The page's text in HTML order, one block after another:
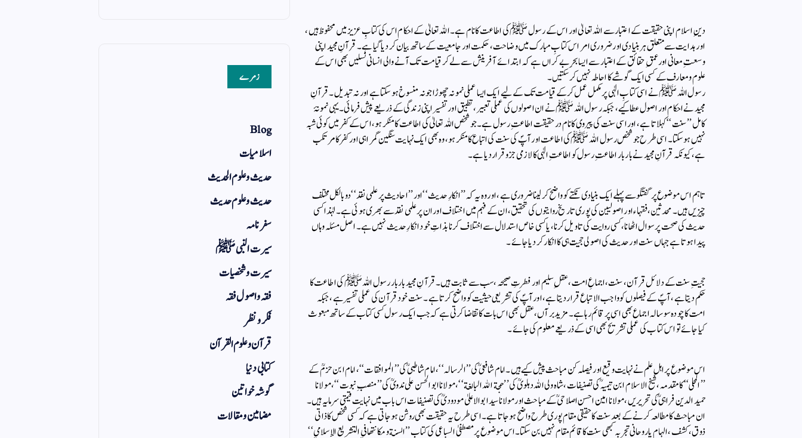
دینِ اسلام اپنی حقیقت کے اعتبار سے اللہ تعالیٰ اور اس کے رسول ﷺ کی اطاعت کا نام ہے۔ اللہ تعالیٰ کے احکام اس کی کتابِ عزیز میں محفوظ ہیں،
اور ہدایت سے متعلق ہر بنیادی اور ضروری امر اس کتابِ مبارک میں وضاحت، حکمت اور جامعیت کے ساتھ بیان کر دیا گیا ہے۔ قرآنِ مجید اپنی
وسعتِ معانی اور عمقِ حقائق کے اعتبار سے ایسا بحرِ بے کراں ہے کہ ابتدائے آفرینش سے لے کر قیامت تک آنے والی انسانی نسلیں بھی اس کے
علوم و معارف کے کسی ایک گوشے کا احاطہ نہیں کر سکتیں۔
رسول اللہ ﷺ نے اسی کتابِ الٰہی پر مکمل عمل کرکے قیامت تک کے لیے ایک ایسا عملی نمونہ چھوڑا جو نہ منسوخ ہو سکتا ہے اور نہ تبدیل۔ قرآنِ
مجید نے احکام اور اصول عطا کیے، جبکہ رسول اللہ ﷺ نے ان اصولوں کی عملی تعبیر، تطبیق اور تفسیر اپنی زندگی کے ذریعے پیش فرمائی۔ یہی نمونۂ
کامل ’’سنت‘‘ کہلاتا ہے، اور اسی سنت کی پیروی کا نام درحقیقت اطاعتِ رسول ہے۔ جو شخص اللہ تعالیٰ کی اطاعت کا منکر ہو، اس کے کفر میں کوئی شبہ
نہیں ہو سکتا۔ اسی طرح جو شخص رسول اللہ ﷺ کی اطاعت اور آپؐ کی سنت کی اتباع کا منکر ہو، وہ بھی ایک نہایت سنگین گمراہی اور کفر کا مرتکب
ہے، کیونکہ قرآنِ مجید نے بار بار اطاعتِ رسول کو اطاعتِ الٰہی کا لازمی جزو قرار دیا ہے۔
تاہم اس موضوع پر گفتگو سے پہلے ایک بنیادی نکتے کو واضح کر لینا ضروری ہے، اور وہ یہ کہ ’’انکارِ حدیث‘‘ اور ’’احادیث پر علمی نقد‘‘ دو بالکل مختلف
چیزیں ہیں۔ محدثین، فقہاء اور اصولیین کی پوری تاریخ روایتوں کی تحقیق، ان کے فہم میں اختلاف اور ان پر علمی نقد سے بھری ہوئی ہے۔ لہٰذا کسی
حدیث کی صحت پر سوال اٹھانا، کسی روایت کی تاویل کرنا، یا کسی خاص استدلال سے اختلاف کرنا بذاتِ خود انکارِ حدیث نہیں ہے۔ اصل مسئلہ وہاں
پیدا ہوتا ہے جہاں سنت اور حدیث کی اصولی حجیت ہی کا انکار کر دیا جائے۔
حجیتِ سنت کے دلائل قرآن، سنت، اجماعِ امت، عقلِ سلیم اور فطرتِ صحیحہ، سب سے ثابت ہیں۔ قرآنِ مجید بار بار رسول اللہ ﷺ کی اطاعت کا
حکم دیتا ہے، آپؐ کے فیصلوں کو واجب الاتباع قرار دیتا ہے، اور آپؐ کی تشریعی حیثیت کو واضح کرتا ہے۔ سنت خود قرآن کی عملی تفسیر ہے، جبکہ
امت کا چودہ سو سالہ اجماع بھی اسی پر قائم رہا ہے۔ مزید برآں، عقل بھی اس بات کا تقاضا کرتی ہے کہ جب ایک رسول کسی کتاب کے ساتھ مبعوث
کیا جائے تو اس کتاب کی عملی تشریح بھی اسی کے ذریعے معلوم کی جائے۔
اس موضوع پر اہلِ علم نے نہایت وقیع اور فیصلہ کن مباحث پیش کیے ہیں۔ امام شافعیؒ کی ’’الرسالہ‘‘، امام شاطبیؒ کی ’’الموافقات‘‘، امام ابن حزمؒ کے
’’المحلی‘‘ کا مقدمہ، شیخ الاسلام ابن تیمیہؒ کی تصنیفات، شاہ ولی اللہ دہلویؒ کی ’’حجة الله البالغة‘‘، مولانا ابو الحسن علی ندویؒ کی ’’منصبِ نبوت‘‘، مولانا
حمید الدین فراہیؒ کی تحریریں، مولانا امین احسن اصلاحیؒ کے مباحث اور مولانا سید ابوالاعلیٰ مودودیؒ کی تصنیفات اس باب میں نہایت قیمتی سرمایہ ہیں۔
ان مباحث کا مطالعہ کرنے کے بعد سنت کا حقیقی مقام پوری طرح واضح ہو جاتا ہے۔ اسی طرح یہ حقیقت بھی روشن ہو جاتی ہے کہ کسی شخص کا ذاتی
ذوق، کشف، الہام یا روحانی تجربہ کبھی سنت کا قائم مقام نہیں بن سکتا۔ اس موضوع پر مصطفیٰ السباعی کی کتاب ’’السنة ومكانتها في التشريع الإسلامي‘‘
زمرے
Blog
اسلامیات
حدیث و علوم الحدیث
حدیث و علوم حدیث
سفر نامہ
سیرت النبی ﷺ
سیرت و شخصیات
فقہ و اصول فقہ
فکر و نظر
قرآن و علوم القرآن
کتابی دنیا
گوشہ خواتین
مضامین و مقالات